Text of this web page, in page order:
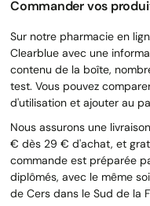
Commander vos
Sur notre pharmacie en
Clearblue avec une
contenu de la boîte,
test. Vous pouvez
d'utilisation et ajouter au
Nous assurons une
€ dès 29 € d'achat, et
commande est préparée
diplômés, avec le même
de Cers dans le Sud de la